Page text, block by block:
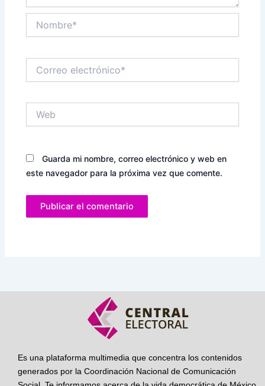
electrónico*
Guarda mi nombre, correo electrónico y web en
este navegador para la próxima vez que comente.
Es una plataforma multimedia que concentra los contenidos
generados por la Coordinación Nacional de Comunicación